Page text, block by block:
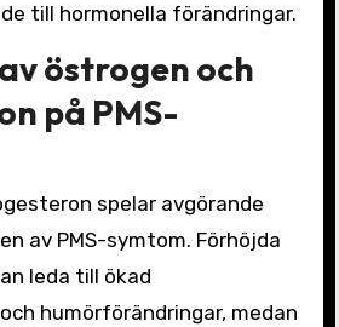
till hormonella förändringar.
östrogen och
på PMS-
spelar avgörande
av PMS-symtom. Förhöjda
leda till ökad
humörförändringar, medan